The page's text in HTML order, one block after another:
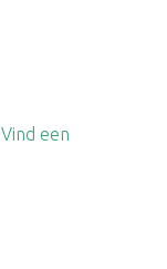
Vind een